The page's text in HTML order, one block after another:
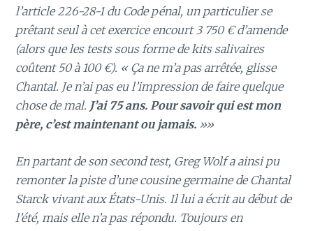
l’article 226-28-1 du Code pénal, un particulier se
prêtant seul à cet exercice encourt 3 750 € d’amende
(alors que les tests sous forme de kits salivaires
coûtent 50 à 100 €). « Ça ne m’a pas arrêtée, glisse
Chantal. Je n’ai pas eu l’impression de faire quelque
chose de mal. J’ai 75 ans. Pour savoir qui est mon
père, c’est maintenant ou jamais. »»
En partant de son second test, Greg Wolf a ainsi pu
remonter la piste d’une cousine germaine de Chantal
Starck vivant aux États-Unis. Il lui a écrit au début de
l’été, mais elle n’a pas répondu. Toujours en